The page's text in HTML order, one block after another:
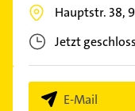
Hauptstr. 38,
Jetzt
E-Mail